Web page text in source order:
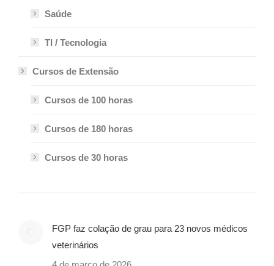
Saúde
TI / Tecnologia
Cursos de Extensão
Cursos de 100 horas
Cursos de 180 horas
Cursos de 30 horas
FGP faz colação de grau para 23 novos médicos
veterinários